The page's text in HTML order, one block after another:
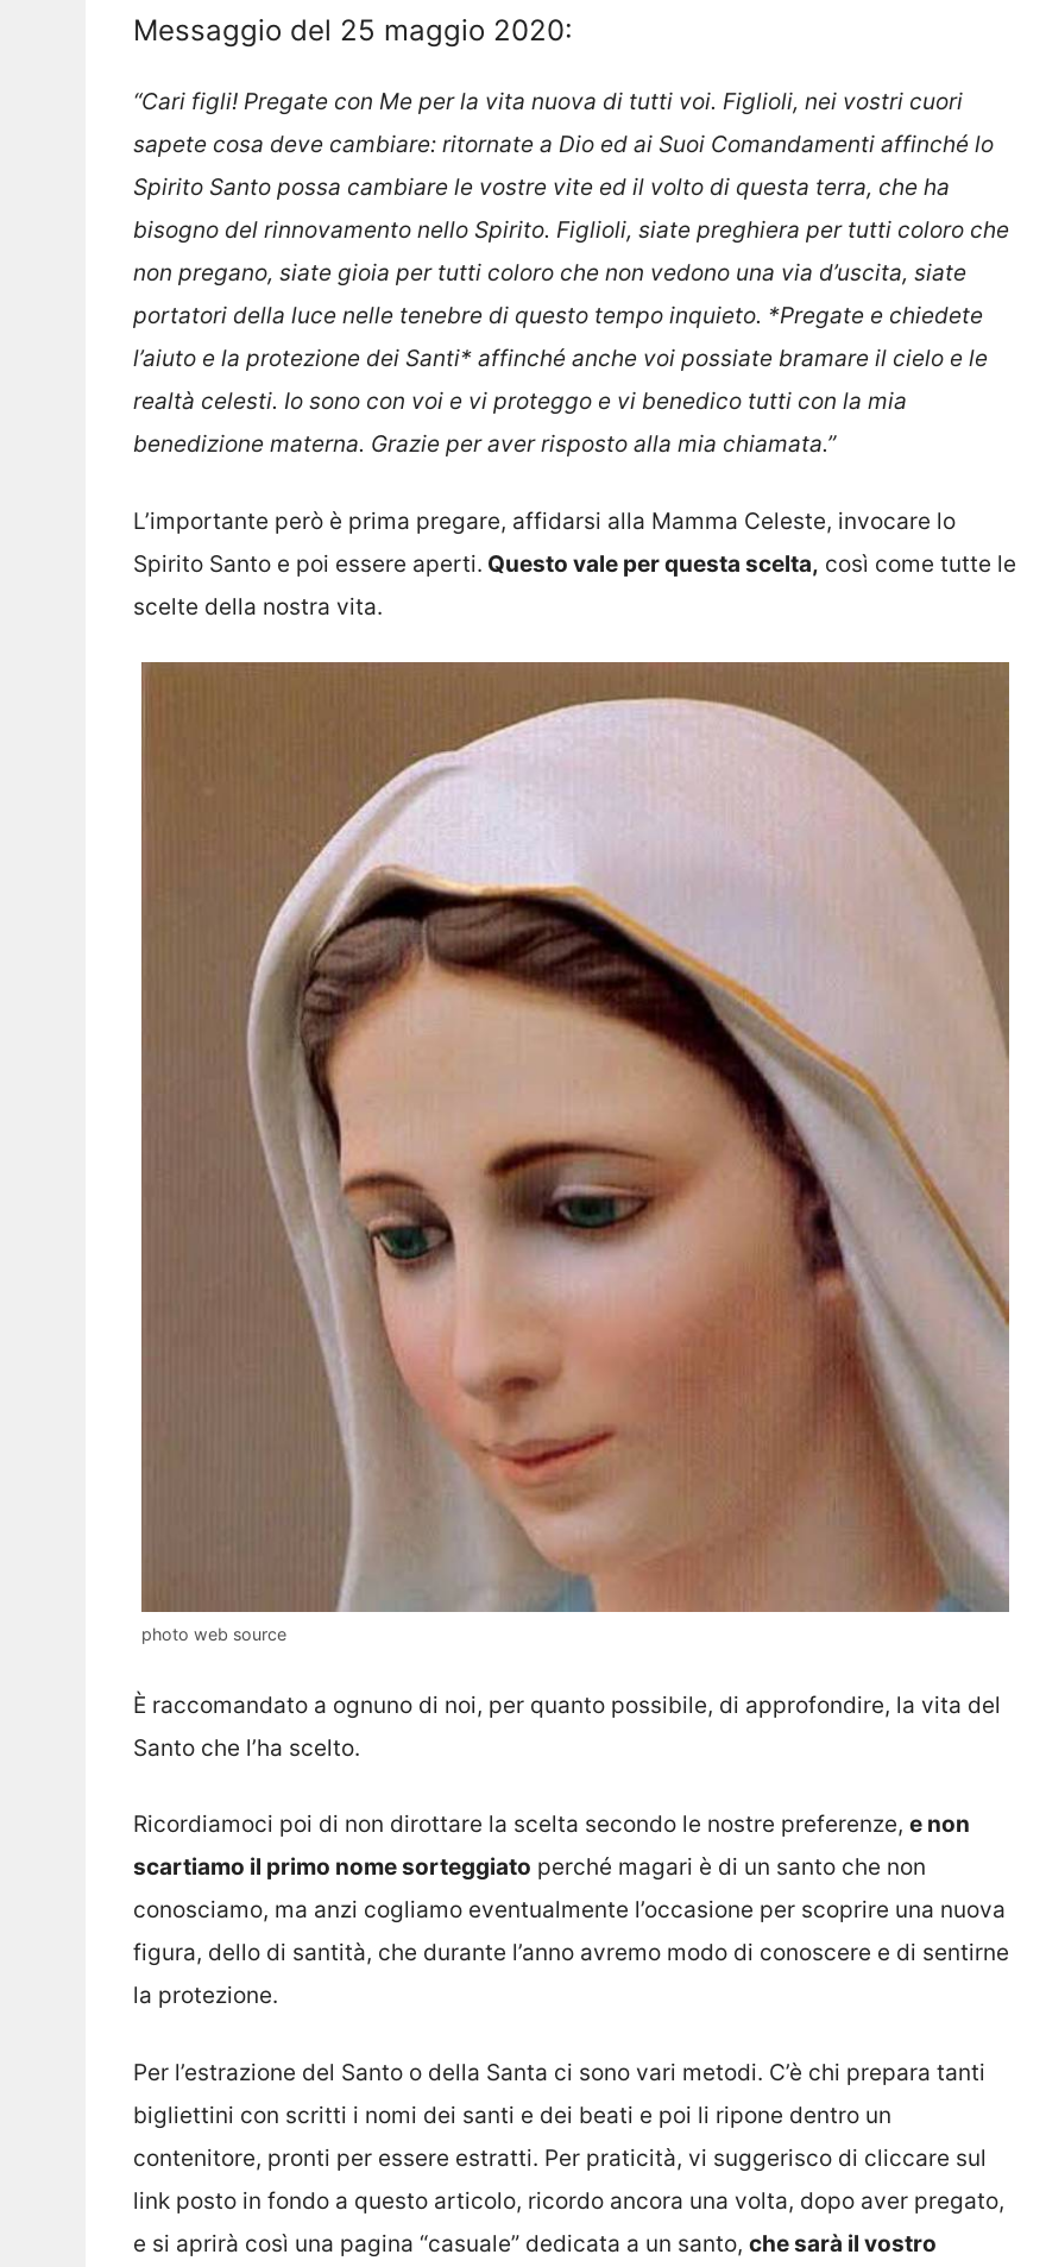
Messaggio del 25 maggio 2020:
“Cari figli! Pregate con Me per la vita nuova di tutti voi. Figlioli, nei vostri cuori
sapete cosa deve cambiare: ritornate a Dio ed ai Suoi Comandamenti affinché lo
Spirito Santo possa cambiare le vostre vite ed il volto di questa terra, che ha
bisogno del rinnovamento nello Spirito. Figlioli, siate preghiera per tutti coloro che
non pregano, siate gioia per tutti coloro che non vedono una via d’uscita, siate
portatori della luce nelle tenebre di questo tempo inquieto. *Pregate e chiedete
l’aiuto e la protezione dei Santi* affinché anche voi possiate bramare il cielo e le
realtà celesti. Io sono con voi e vi proteggo e vi benedico tutti con la mia
benedizione materna. Grazie per aver risposto alla mia chiamata.”
L’importante però è prima pregare, affidarsi alla Mamma Celeste, invocare lo
Spirito Santo e poi essere aperti. Questo vale per questa scelta, così come tutte le
scelte della nostra vita.
photo web source
È raccomandato a ognuno di noi, per quanto possibile, di approfondire, la vita del
Santo che l’ha scelto.
Ricordiamoci poi di non dirottare la scelta secondo le nostre preferenze, e non
scartiamo il primo nome sorteggiato perché magari è di un santo che non
conosciamo, ma anzi cogliamo eventualmente l’occasione per scoprire una nuova
figura, dello di santità, che durante l’anno avremo modo di conoscere e di sentirne
la protezione.
Per l’estrazione del Santo o della Santa ci sono vari metodi. C’è chi prepara tanti
bigliettini con scritti i nomi dei santi e dei beati e poi li ripone dentro un
contenitore, pronti per essere estratti. Per praticità, vi suggerisco di cliccare sul
link posto in fondo a questo articolo, ricordo ancora una volta, dopo aver pregato,
e si aprirà così una pagina “casuale” dedicata a un santo, che sarà il vostro